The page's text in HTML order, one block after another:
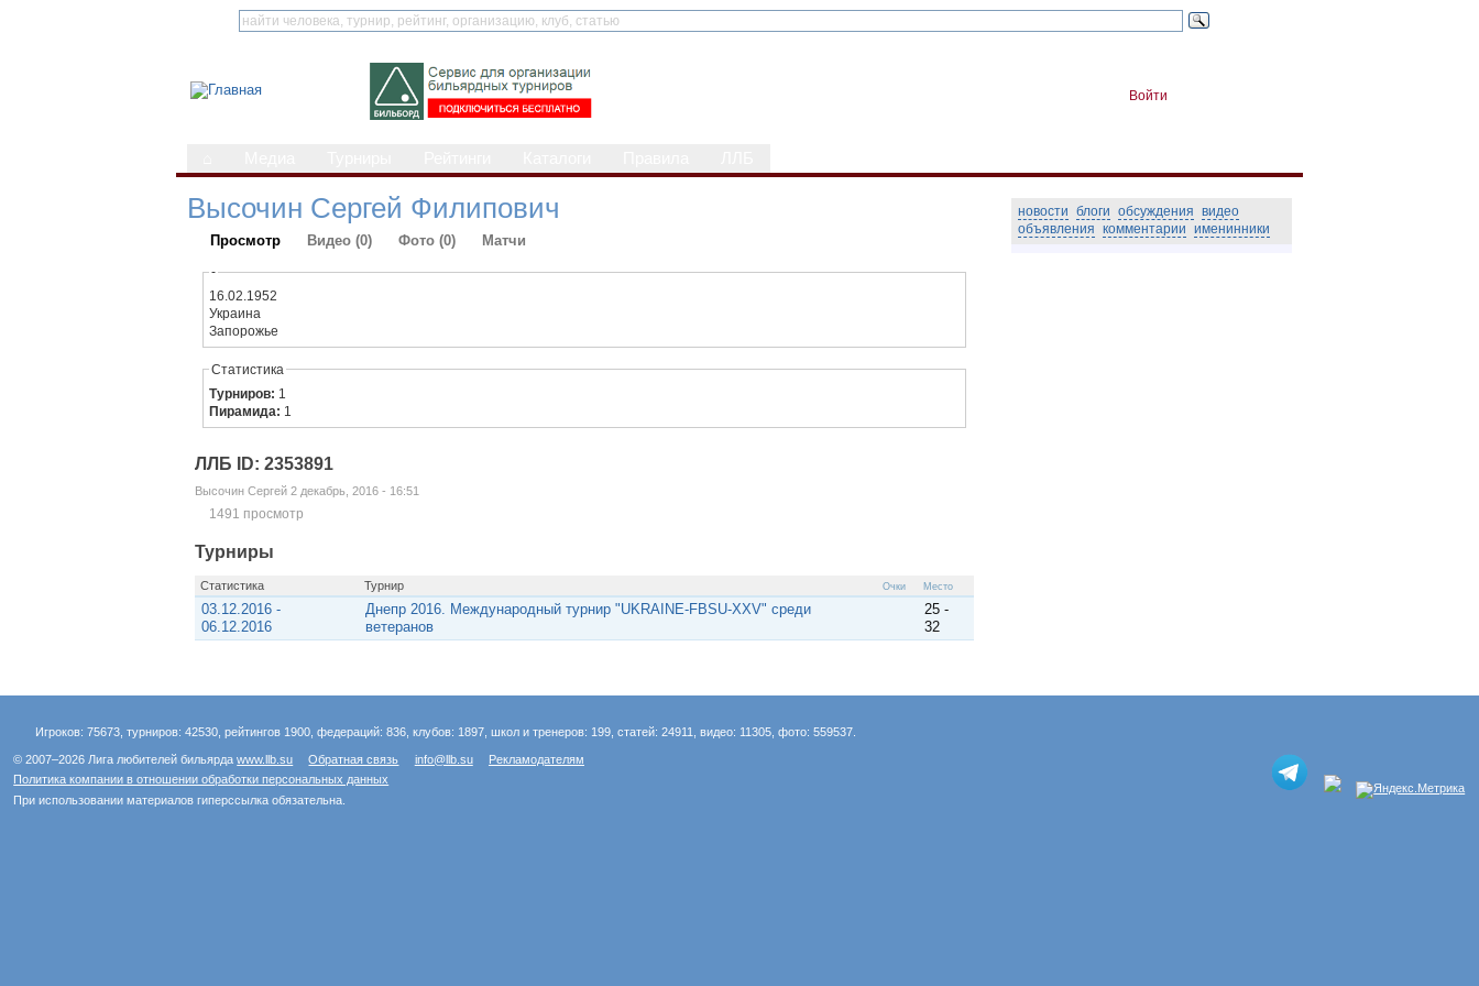
Войти
Высочин Сергей Филипович
Просмотр Видео (0) Фото (0) Матчи
-
16.02.1952
Украина
Запорожье
Статистика
Турниров: 1
Пирамида: 1
ЛЛБ ID: 2353891
Высочин Сергей 2 декабрь, 2016 - 16:51
1491 просмотр
Турниры
Статистика Турнир Очки Место
03.12.2016 -
06.12.2016
Днепр 2016. Международный турнир "UKRAINE-FBSU-XXV" среди
ветеранов
25 -
32
новости блоги обсуждения видео
объявления комментарии именинники
Игроков: 75673, турниров: 42530, рейтингов 1900, федераций: 836, клубов: 1897, школ и тренеров: 199, статей: 24911, видео: 11305, фото: 559537.
© 2007–2026 Лига любителей бильярдаwww.llb.su Обратная связь info@llb.su
Рекламодателям
Политика компании в отношении обработки персональных данных
При использовании материалов гиперссылка обязательна.